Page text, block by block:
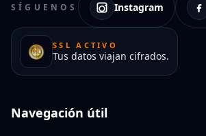
SÍGUENOS Instagram
SSL ACTIVO
Tus datos viajan cifrados.
Navegación útil